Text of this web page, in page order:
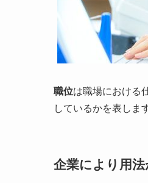
職位は職場における
しているかを表しま
企業により用